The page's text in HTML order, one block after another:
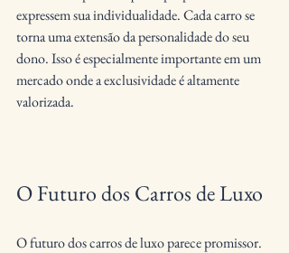
expressem sua individualidade. Cada carro se
torna uma extensão da personalidade do seu
dono. Isso é especialmente importante em um
mercado onde a exclusividade é altamente
valorizada.
O Futuro dos Carros de Luxo
O futuro dos carros de luxo parece promissor.